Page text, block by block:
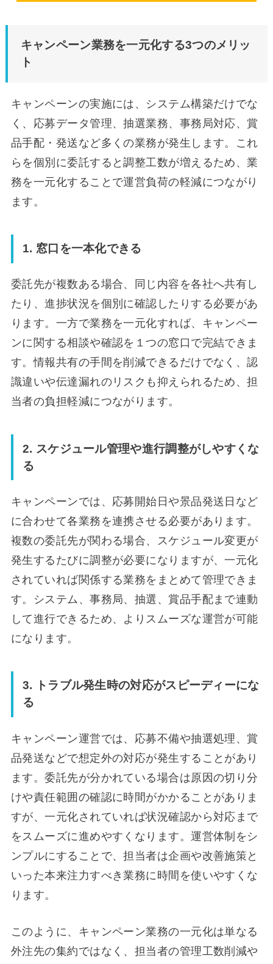
キャンペーン業務を一元化する3つのメリッ
ト
キャンペーンの実施には、システム構築だけでな
く、応募データ管理、抽選業務、事務局対応、賞
品手配・発送など多くの業務が発生します。これ
らを個別に委託すると調整工数が増えるため、業
務を一元化することで運営負荷の軽減につながり
ます。
1. 窓口を一本化できる
委託先が複数ある場合、同じ内容を各社へ共有し
たり、進捗状況を個別に確認したりする必要があ
ります。一方で業務を一元化すれば、キャンペー
ンに関する相談や確認を１つの窓口で完結できま
す。情報共有の手間を削減できるだけでなく、認
識違いや伝達漏れのリスクも抑えられるため、担
当者の負担軽減につながります。
2. スケジュール管理や進行調整がしやすくな
る
キャンペーンでは、応募開始日や景品発送日など
に合わせて各業務を連携させる必要があります。
複数の委託先が関わる場合、スケジュール変更が
発生するたびに調整が必要になりますが、一元化
されていれば関係する業務をまとめて管理できま
す。システム、事務局、抽選、賞品手配まで連動
して進行できるため、よりスムーズな運営が可能
になります。
3. トラブル発生時の対応がスピーディーにな
る
キャンペーン運営では、応募不備や抽選処理、賞
品発送などで想定外の対応が発生することがあり
ます。委託先が分かれている場合は原因の切り分
けや責任範囲の確認に時間がかかることがありま
すが、一元化されていれば状況確認から対応まで
をスムーズに進めやすくなります。運営体制をシ
ンプルにすることで、担当者は企画や改善施策と
いった本来注力すべき業務に時間を使いやすくな
ります。
このように、キャンペーン業務の一元化は単なる
外注先の集約ではなく、担当者の管理工数削減や